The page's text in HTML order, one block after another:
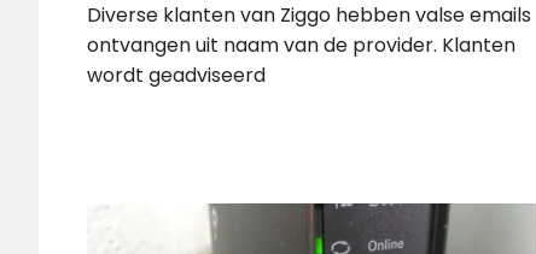
Diverse klanten van Ziggo hebben valse emails
ontvangen uit naam van de provider. Klanten
wordt geadviseerd